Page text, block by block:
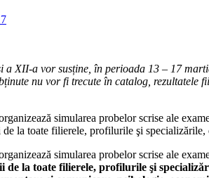
XII-a vor susține, în perioada 13 – 17
nu vor fi trecute în catalog,
simularea probelor scrise ale
la toate filierele, profilurile şi
simularea probelor scrise ale
de la toate filierele, profilurile şi